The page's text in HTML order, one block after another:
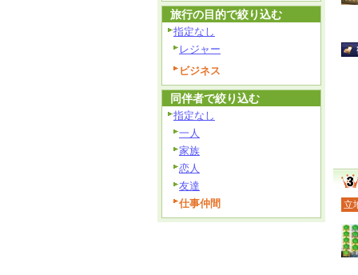
立
旅行の目的で絞り込む
指定なし
レジャー
ビジネス
同伴者で絞り込む
指定なし
一人
家族
恋人
友達
仕事仲間